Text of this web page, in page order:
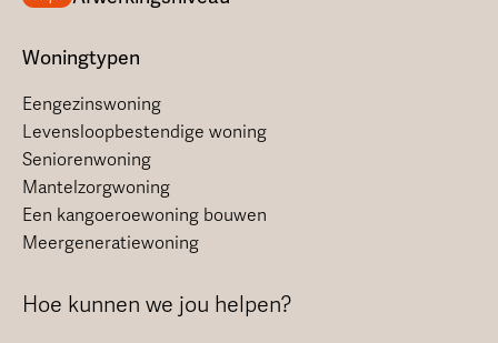
Woningtypen
Eengezinswoning
Levensloopbestendige woning
Seniorenwoning
Mantelzorgwoning
Een kangoeroewoning bouwen
Meergeneratiewoning
Hoe kunnen we jou helpen?